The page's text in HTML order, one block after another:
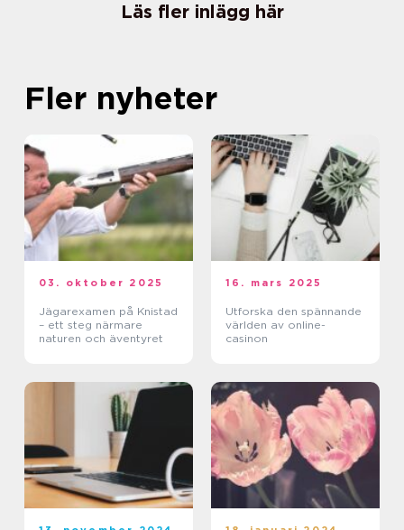
Läs fler inlägg här
Fler nyheter
03. oktober 2025
Jägarexamen på Knistad
– ett steg närmare
naturen och äventyret
16. mars 2025
Utforska den spännande
världen av online-
casinon